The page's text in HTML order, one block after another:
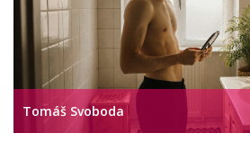
Tomáš Svoboda